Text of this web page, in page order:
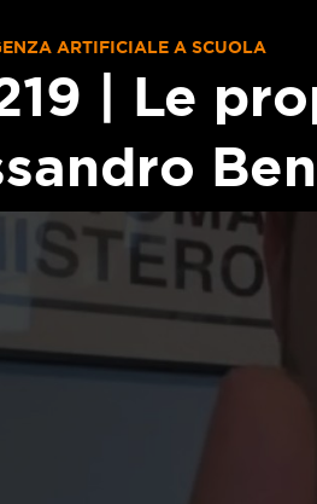
ARTIFICIALE A SCUOLA
| Le